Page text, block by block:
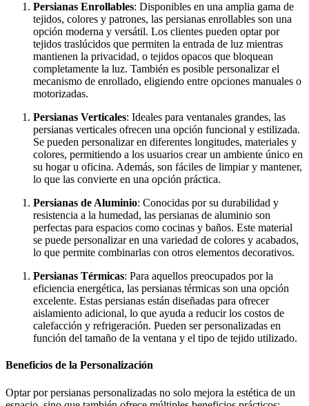
Persianas Enrollables: Disponibles en una amplia gama de
tejidos, colores y patrones, las persianas enrollables son una
opción moderna y versátil. Los clientes pueden optar por
tejidos traslúcidos que permiten la entrada de luz mientras
mantienen la privacidad, o tejidos opacos que bloquean
completamente la luz. También es posible personalizar el
mecanismo de enrollado, eligiendo entre opciones manuales o
motorizadas.
Persianas Verticales: Ideales para ventanales grandes, las
persianas verticales ofrecen una opción funcional y estilizada.
Se pueden personalizar en diferentes longitudes, materiales y
colores, permitiendo a los usuarios crear un ambiente único en
su hogar u oficina. Además, son fáciles de limpiar y mantener,
lo que las convierte en una opción práctica.
Persianas de Aluminio: Conocidas por su durabilidad y
resistencia a la humedad, las persianas de aluminio son
perfectas para espacios como cocinas y baños. Este material
se puede personalizar en una variedad de colores y acabados,
lo que permite combinarlas con otros elementos decorativos.
Persianas Térmicas: Para aquellos preocupados por la
eficiencia energética, las persianas térmicas son una opción
excelente. Estas persianas están diseñadas para ofrecer
aislamiento adicional, lo que ayuda a reducir los costos de
calefacción y refrigeración. Pueden ser personalizadas en
función del tamaño de la ventana y el tipo de tejido utilizado.
Beneficios de la Personalización
Optar por persianas personalizadas no solo mejora la estética de un